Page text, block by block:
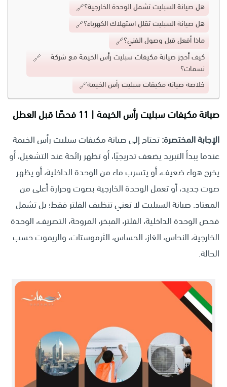
هل صيانة السبليت تشمل الوحدة الخارجية؟
هل صيانة السبليت تقلل استهلاك الكهرباء؟
ماذا أفعل قبل وصول الفني؟
كيف أحجز صيانة مكيفات سبليت رأس الخيمة مع شركة
نسمات؟
خلاصة صيانة مكيفات سبليت رأس الخيمة
صيانة مكيفات سبليت رأس الخيمة | 11 فحصًا قبل العطل
الإجابة المختصرة:تحتاج إلى صيانة مكيفات سبليت رأس الخيمة
عندما يبدأ التبريد يضعف تدريجيًا، أو تظهر رائحة عند التشغيل، أو
يخرج هواء ضعيف، أو يتسرب ماء من الوحدة الداخلية، أو يظهر
صوت جديد، أو تعمل الوحدة الخارجية بصوت وحرارة أعلى من
المعتاد. صيانة السبليت لا تعني تنظيف الفلتر فقط؛ بل تشمل
فحص الوحدة الداخلية، الفلتر، المبخر، المروحة، التصريف، الوحدة
الخارجية، النحاس، الغاز، الحساس، الثرموستات، والريموت حسب
الحالة.